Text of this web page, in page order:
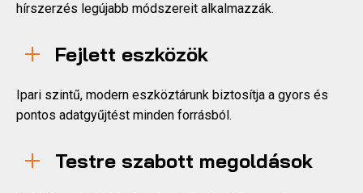
hírszerzés legújabb módszereit alkalmazzák.
Fejlett eszközök
Ipari szintű, modern eszköztárunk biztosítja a gyors és
pontos adatgyűjtést minden forrásból.
Testre szabott megoldások